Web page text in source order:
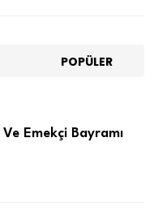
POPÜLER
Ve Emekçi Bayramı